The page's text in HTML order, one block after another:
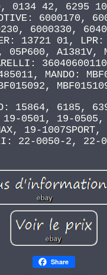
0134 42, 6295
6000170,
6000330,
13721 01,
05P600, A1381V,
MANDO:
15864, 6185,
19-0501, 19-
19-
22-0050-2, 22-
Share